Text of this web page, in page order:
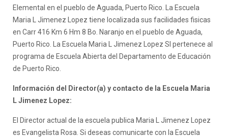
Elemental en el pueblo de Aguada, Puerto Rico. La Escuela
Maria L Jimenez Lopez tiene localizada sus facilidades fisicas
en Carr 416 Km 6 Hm 8 Bo. Naranjo en el pueblo de Aguada,
Puerto Rico. La Escuela Maria L Jimenez Lopez SI pertenece al
programa de Escuela Abierta del Departamento de Educación
de Puerto Rico.
Información del Director(a) y contacto de la Escuela Maria
L Jimenez Lopez:
El Director actual de la escuela publica Maria L Jimenez Lopez
es Evangelista Rosa. Si deseas comunicarte con la Escuela